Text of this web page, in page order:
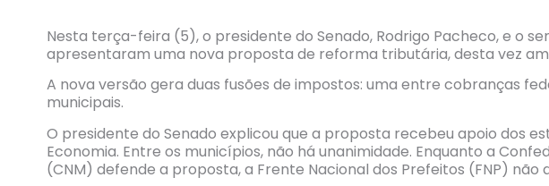
Nesta terça-feira (5), o presidente do Senado, Rodrigo Pacheco, e o
apresentaram uma nova proposta de reforma tributária, desta vez
A nova versão gera duas fusões de impostos: uma entre cobranças
municipais.
O presidente do Senado explicou que a proposta recebeu apoio dos
Economia. Entre os municípios, não há unanimidade. Enquanto a
(CNM) defende a proposta, a Frente Nacional dos Prefeitos (FNP) não